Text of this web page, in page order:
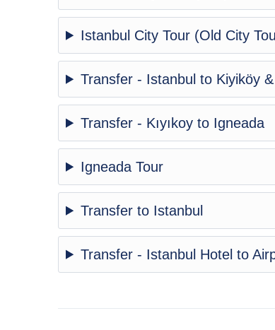
Istanbul City Tour (Old City
Transfer - Istanbul to Kiyiköy
Transfer - Kıyıkoy to Igneada
Igneada Tour
Transfer to Istanbul
Transfer - Istanbul Hotel to